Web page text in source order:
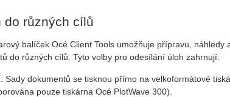
do různých cílů
balíček Océ Client Tools umožňuje přípravu, náhledy
do různých cílů. Tyto volby pro odesílání úloh zahrnují:
Sady dokumentů se tisknou přímo na velkoformátové
pouze tiskárna Océ PlotWave 300).